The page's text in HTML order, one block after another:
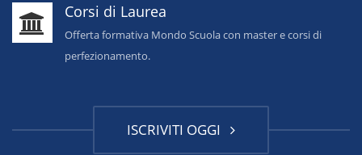
Corsi di Laurea
Offerta formativa Mondo Scuola con master e corsi di
perfezionamento.
ISCRIVITI OGGI